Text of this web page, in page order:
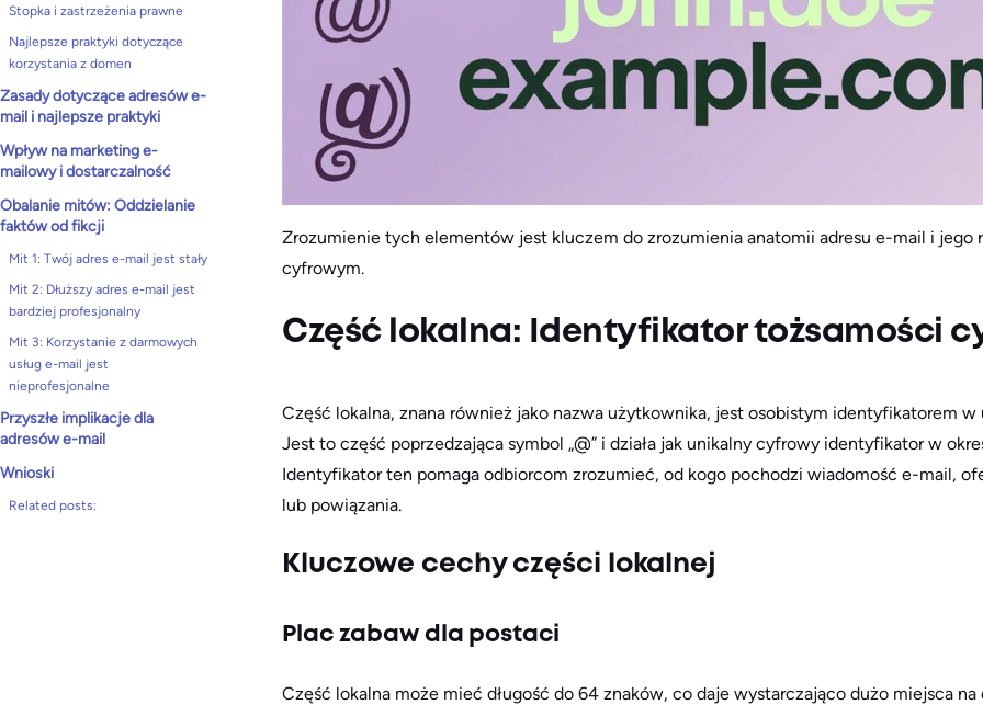
Stopka i zastrzeżenia prawne
Najlepsze praktyki dotyczące
korzystania z domen
Zasady dotyczące adresów e-
mail i najlepsze praktyki
Wpływ na marketing e-
mailowy i dostarczalność
Obalanie mitów: Oddzielanie
faktów od fikcji
Mit 1: Twój adres e-mail jest stały
Mit 2: Dłuższy adres e-mail jest
bardziej profesjonalny
Mit 3: Korzystanie z darmowych
usług e-mail jest
nieprofesjonalne
Przyszłe implikacje dla
adresów e-mail
Wnioski
Related posts:
Zrozumienie tych elementów jest kluczem do zrozumienia anatomii adresu e-mail i jego
cyfrowym.
Część lokalna: Identyfikator tożsamości
Część lokalna, znana również jako nazwa użytkownika, jest osobistym identyfikatorem
Jest to część poprzedzająca symbol „@” i działa jak unikalny cyfrowy identyfikator w
Identyfikator ten pomaga odbiorcom zrozumieć, od kogo pochodzi wiadomość e-mail,
lub powiązania.
Kluczowe cechy części lokalnej
Plac zabaw dla postaci
Część lokalna może mieć długość do 64 znaków, co daje wystarczająco dużo miejsca